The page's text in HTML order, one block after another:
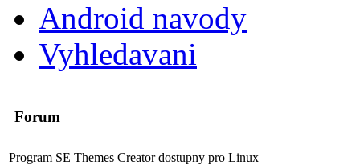
Android navody
Vyhledavani
Forum
Program SE Themes Creator dostupny pro Linux